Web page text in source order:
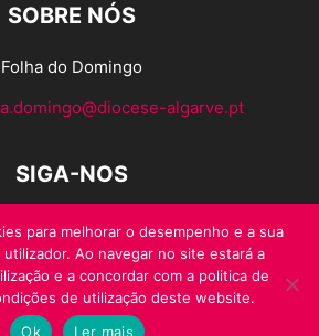
SOBRE NÓS
Folha do Domingo
algarve.pt
SIGA-NOS
para melhorar o desempenho e a sua
Ao navegar no site estará a
e a concordar com a politica de
de utilização deste website.
Ok
Ler mais